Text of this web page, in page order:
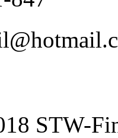
STW-